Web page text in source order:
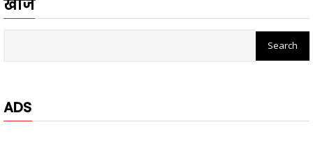
खोजें
ADS